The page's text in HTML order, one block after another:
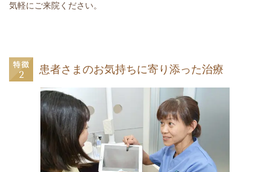
気軽にご来院ください。
患者さまのお気持ちに寄り添った治療